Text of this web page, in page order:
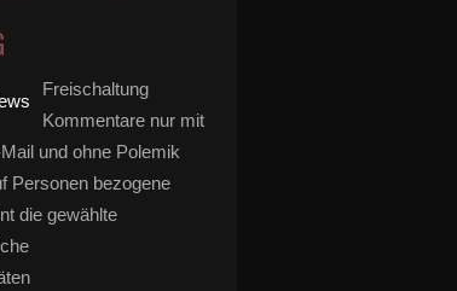
Freischaltung
Kommentare nur mit
und ohne Polemik
Personen bezogene
die gewählte